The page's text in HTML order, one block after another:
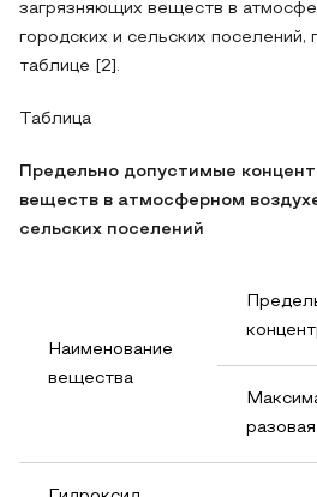
загрязняющих веществ в
городских и сельских поселений,
таблице [2].
Таблица
Предельно допустимые
веществ в атмосферном
сельских поселений
Наименование
вещества
разовая